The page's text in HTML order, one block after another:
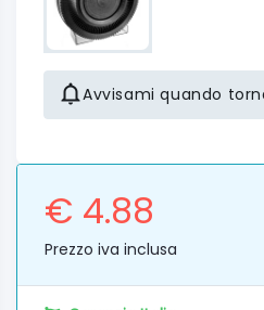
Avvisami quando
€ 4.88
Prezzo iva inclusa